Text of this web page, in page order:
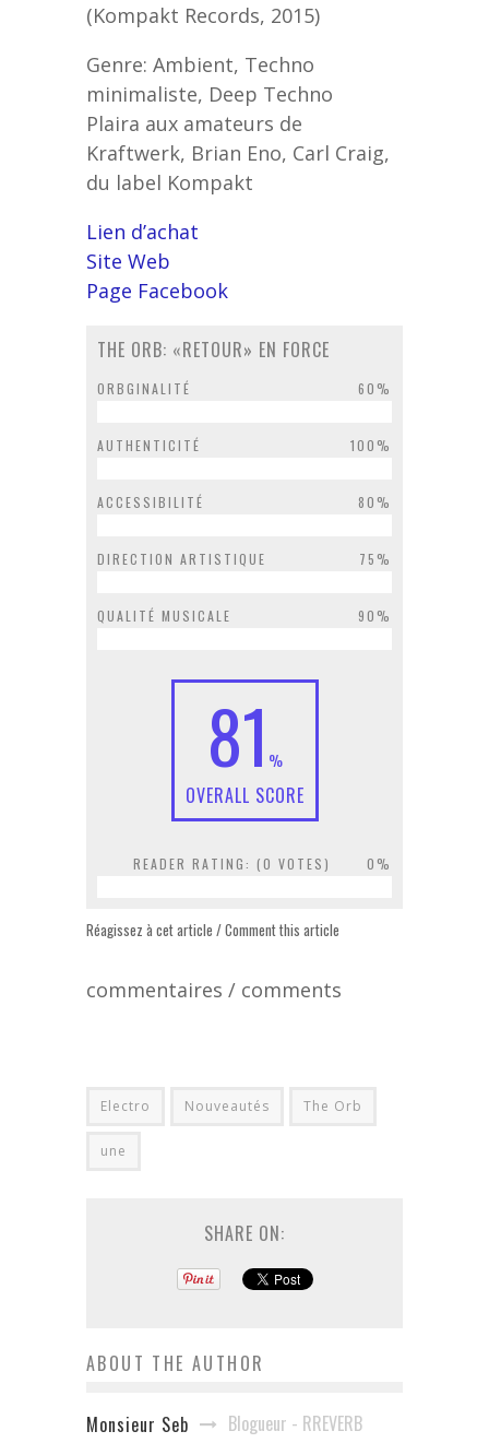
(Kompakt Records, 2015)
Genre: Ambient, Techno
minimaliste, Deep Techno
Plaira aux amateurs de
Kraftwerk, Brian Eno, Carl Craig,
du label Kompakt
Lien d’achat
Site Web
Page Facebook
THE ORB: «RETOUR» EN FORCE
ORBGINALITÉ 60%
AUTHENTICITÉ 100%
ACCESSIBILITÉ 80%
DIRECTION ARTISTIQUE 75%
QUALITÉ MUSICALE 90%
81 %
OVERALL SCORE
READER RATING: (0 VOTES) 0%
Réagissez à cet article / Comment this article
commentaires / comments
Electro Nouveautés The Orb
une
SHARE ON:
ABOUT THE AUTHOR
Monsieur Seb Blogueur - RREVERB